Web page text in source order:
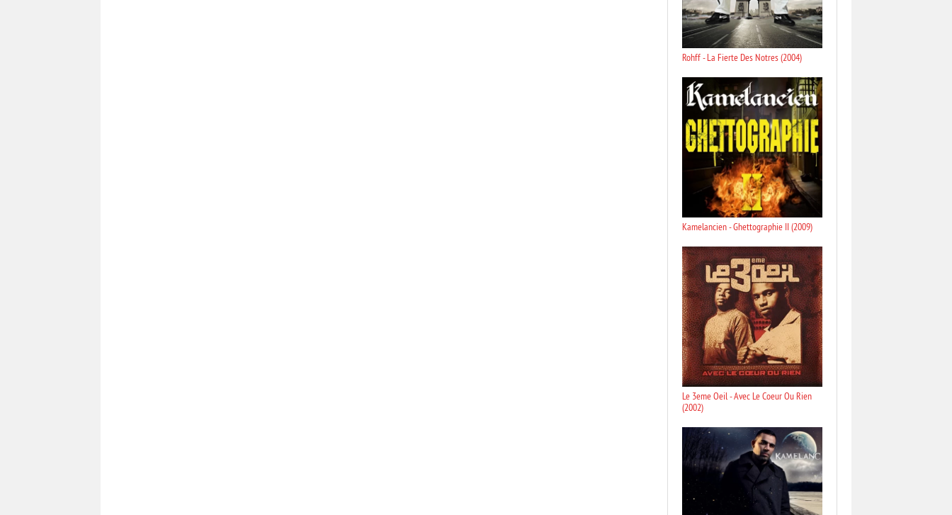
Rohff - La Fierte Des Notres (2004)
Kamelancien - Ghettographie II (2009)
Le 3eme Oeil - Avec Le Coeur Ou Rien
(2002)